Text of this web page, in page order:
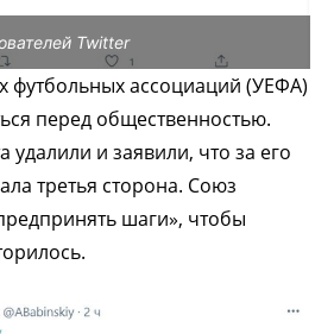
Twitter
футбольных ассоциаций (УЕФА)
перед общественностью.
удалили и заявили, что за его
третья сторона. Союз
шаги», чтобы